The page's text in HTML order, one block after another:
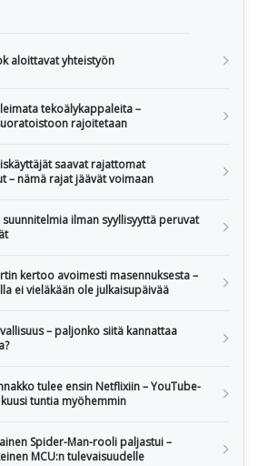
aloittavat yhteistyön
tekoälykappaleita –
rajoitetaan
saavat rajattomat
– nämä rajat jäävät voimaan
ilman syyllisyyttä peruvat
kertoo avoimesti masennuksesta –
ei vieläkään ole julkaisupäivää
– paljonko siitä kannattaa
tulee ensin Netflixiin – YouTube-
tuntia myöhemmin
Spider-Man-rooli paljastui –
MCU:n tulevaisuudelle